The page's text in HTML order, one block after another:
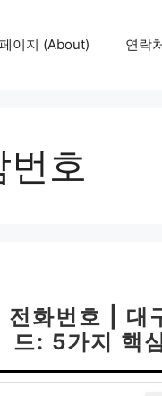
이지 (About) 연락
호
화번호 | 대
드: 5가지 핵